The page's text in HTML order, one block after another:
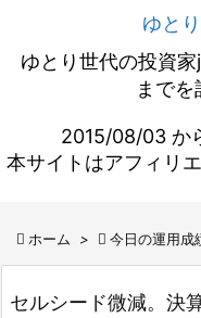
ゆと
ゆとり世代の投資
までを
2015/08/03 か
本サイトはアフィリ
 ホーム >  今日の運用成
セルシード微減。決